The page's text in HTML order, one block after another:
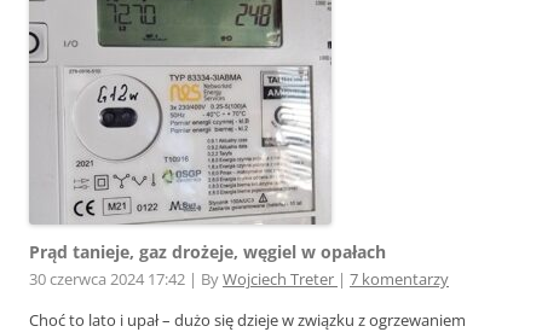
Prąd tanieje, gaz drożeje, węgiel w opałach
30 czerwca 2024 17:42 | ByWojciech Treter | 7 komentarzy
Choć to lato i upał – dużo się dzieje w związku z ogrzewaniem